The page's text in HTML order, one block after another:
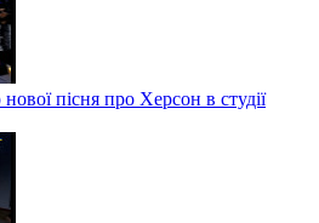
пісня про Херсон в студії